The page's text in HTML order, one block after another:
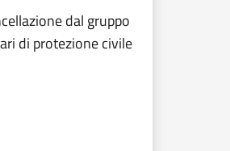
dal gruppo
di protezione civile